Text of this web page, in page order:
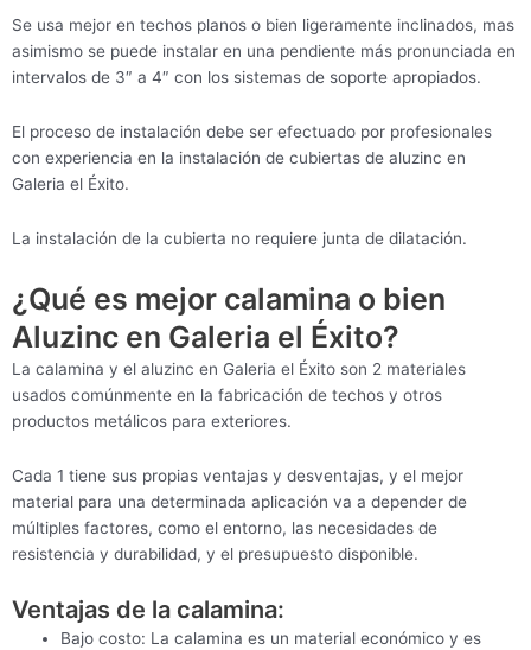
Se usa mejor en techos planos o bien ligeramente inclinados, mas
asimismo se puede instalar en una pendiente más pronunciada en
intervalos de 3″ a 4″ con los sistemas de soporte apropiados.
El proceso de instalación debe ser efectuado por profesionales
con experiencia en la instalación de cubiertas de aluzinc en
Galeria el Éxito.
La instalación de la cubierta no requiere junta de dilatación.
¿Qué es mejor calamina o bien
Aluzinc en Galeria el Éxito?
La calamina y el aluzinc en Galeria el Éxito son 2 materiales
usados comúnmente en la fabricación de techos y otros
productos metálicos para exteriores.
Cada 1 tiene sus propias ventajas y desventajas, y el mejor
material para una determinada aplicación va a depender de
múltiples factores, como el entorno, las necesidades de
resistencia y durabilidad, y el presupuesto disponible.
Ventajas de la calamina:
Bajo costo: La calamina es un material económico y es